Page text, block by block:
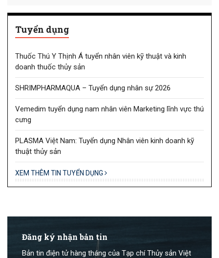
Tuyển dụng
Thuốc Thú Y Thịnh Á tuyển nhân viên kỹ thuật và kinh
doanh thuốc thủy sản
SHRIMPHARMAQUA – Tuyển dụng nhân sự 2026
Vemedim tuyển dụng nam nhân viên Marketing lĩnh vực thú
cưng
PLASMA Việt Nam: Tuyển dụng Nhân viên kinh doanh kỹ
thuật thủy sản
XEM THÊM TIN TUYỂN DỤNG
Đăng ký nhận bản tin
Bản tin điện tử hàng tháng của Tạp chí Thủy sản Việt